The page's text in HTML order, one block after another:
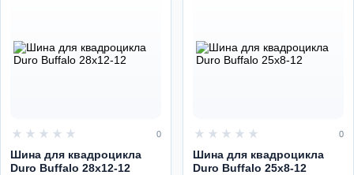
0
Шина для квадроцикла
Duro Buffalo 28х12-12
0
Шина для квадроцикла
Duro Buffalo 25x8-12